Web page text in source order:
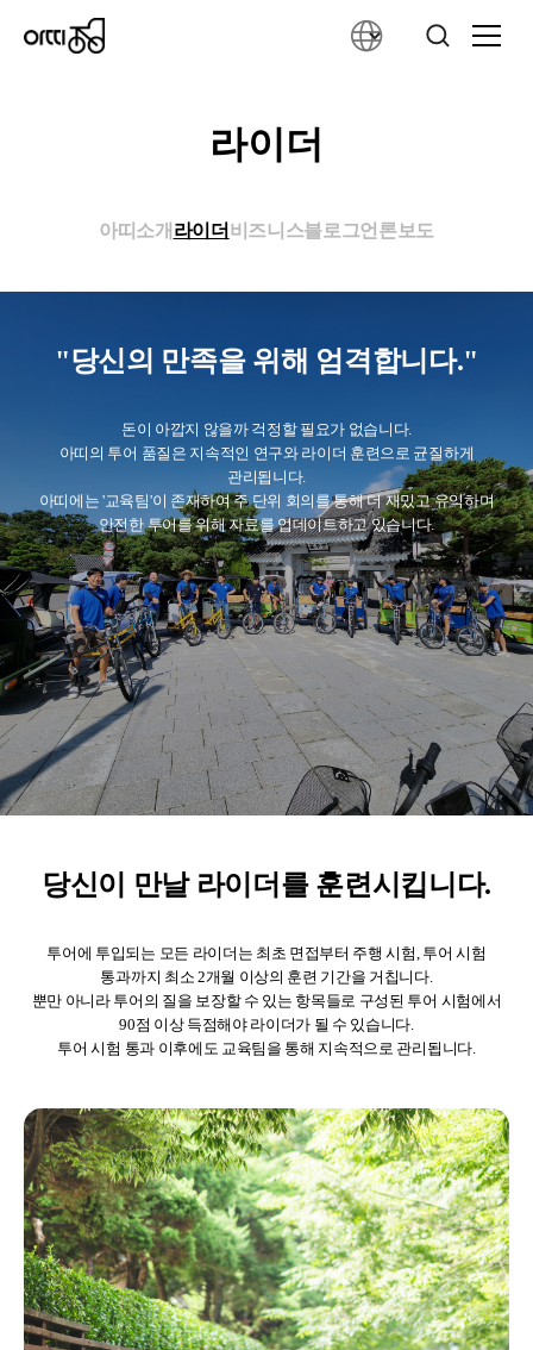
라이더
아띠소개 라이더 비즈니스블로그언론보도
"당신의 만족을 위해 엄격합니다."
돈이 아깝지 않을까 걱정할 필요가 없습니다.
아띠의 투어 품질은 지속적인 연구와 라이더 훈련으로 균질하게
관리됩니다.
아띠에는 '교육팀'이 존재하여 주 단위 회의를 통해 더 재밌고 유익하며
안전한 투어를 위해 자료를 업데이트하고 있습니다.
당신이 만날 라이더를 훈련시킵니다.
투어에 투입되는 모든 라이더는 최초 면접부터 주행 시험, 투어 시험
통과까지 최소 2개월 이상의 훈련 기간을 거칩니다.
뿐만 아니라 투어의 질을 보장할 수 있는 항목들로 구성된 투어 시험에서
90점 이상 득점해야 라이더가 될 수 있습니다.
투어 시험 통과 이후에도 교육팀을 통해 지속적으로 관리됩니다.